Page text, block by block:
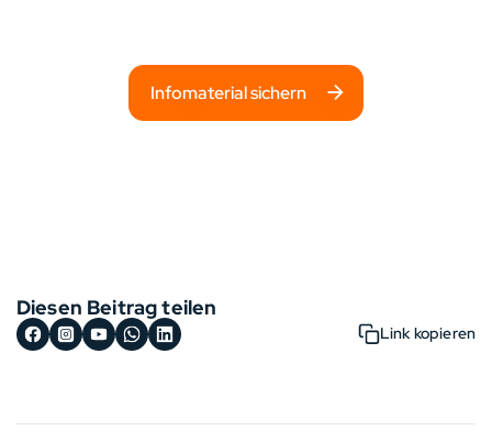
Infomaterial sichern
Diesen Beitrag teilen
Link kopieren